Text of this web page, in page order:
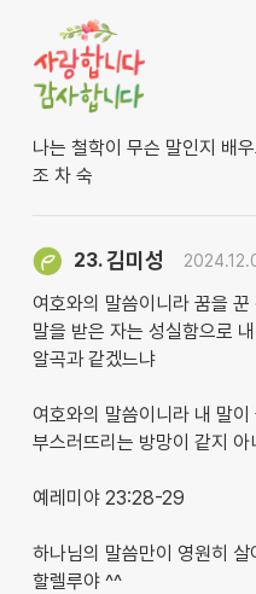
나는 철학이 무슨 말인지 배
조 차 숙
23.김미성
여호와의 말씀이니라 꿈을
말을 받은 자는 성실함으로
알곡과 같겠느냐
여호와의 말씀이니라 내 말
부스러뜨리는 방망이 같지 아
예레미야 23:28-29
하나님의 말씀만이 영원히
할렐루야 ^^